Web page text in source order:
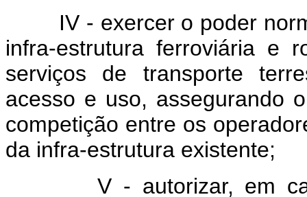
IV - exercer o poder
infra-estrutura ferroviária e
serviços de transporte
acesso e uso, assegurando
competição entre os
da infra-estrutura existente;
V - autorizar, em